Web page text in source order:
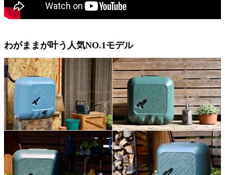
わがままが叶う人気NO.1モデル